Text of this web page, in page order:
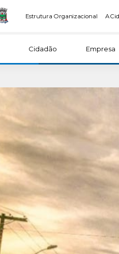
Estrutura Organizacional A
Cidadão Empresa